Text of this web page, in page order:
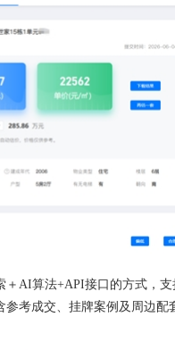
＋AI算法+API接口的方式，
参考成交、挂牌案例及周边